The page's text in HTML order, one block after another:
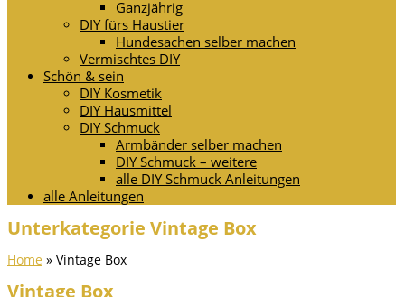
Ganzjährig
DIY fürs Haustier
Hundesachen selber machen
Vermischtes DIY
Schön & sein
DIY Kosmetik
DIY Hausmittel
DIY Schmuck
Armbänder selber machen
DIY Schmuck – weitere
alle DIY Schmuck Anleitungen
alle Anleitungen
Unterkategorie Vintage Box
Home » Vintage Box
Vintage Box